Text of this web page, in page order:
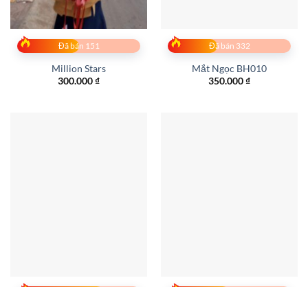
Đã bán 151
Million Stars
300.000₫
Đã bán 332
Mắt Ngọc BH010
350.000₫